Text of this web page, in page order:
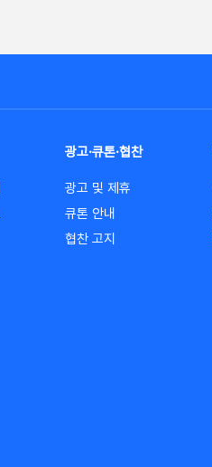
광고·큐톤·협찬
광고 및 제휴
큐톤 안내
협찬 고지